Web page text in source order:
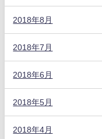
2018年8月
2018年7月
2018年6月
2018年5月
2018年4月